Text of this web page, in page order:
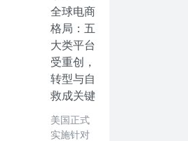
全球电商
格局：五
大类平台
受重创，
转型与自
救成关键
美国正式
实施针对